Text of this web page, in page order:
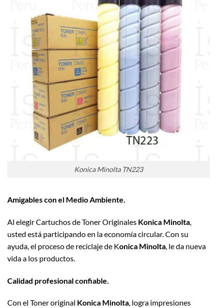
Konica Minolta TN223
Amigables con el Medio Ambiente.
Al elegir Cartuchos de Toner Originales Konica Minolta
usted está participando en la economía circular. Con su
ayuda, el proceso de reciclaje de Konica Minolta , le da nueva
vida a los productos.
Calidad profesional confiable.
Con el Toner original Konica Minolta, logra impresiones